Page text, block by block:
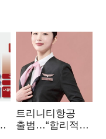
트리니티항공
출범…“합리적